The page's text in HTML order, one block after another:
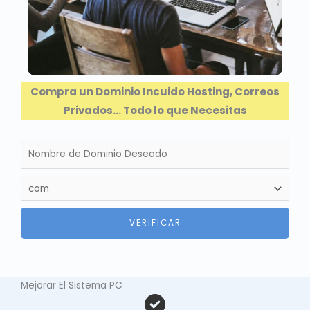
Compra un Dominio Incuido Hosting, Correos
Privados… Todo lo que Necesitas
Mejorar El Sistema PC